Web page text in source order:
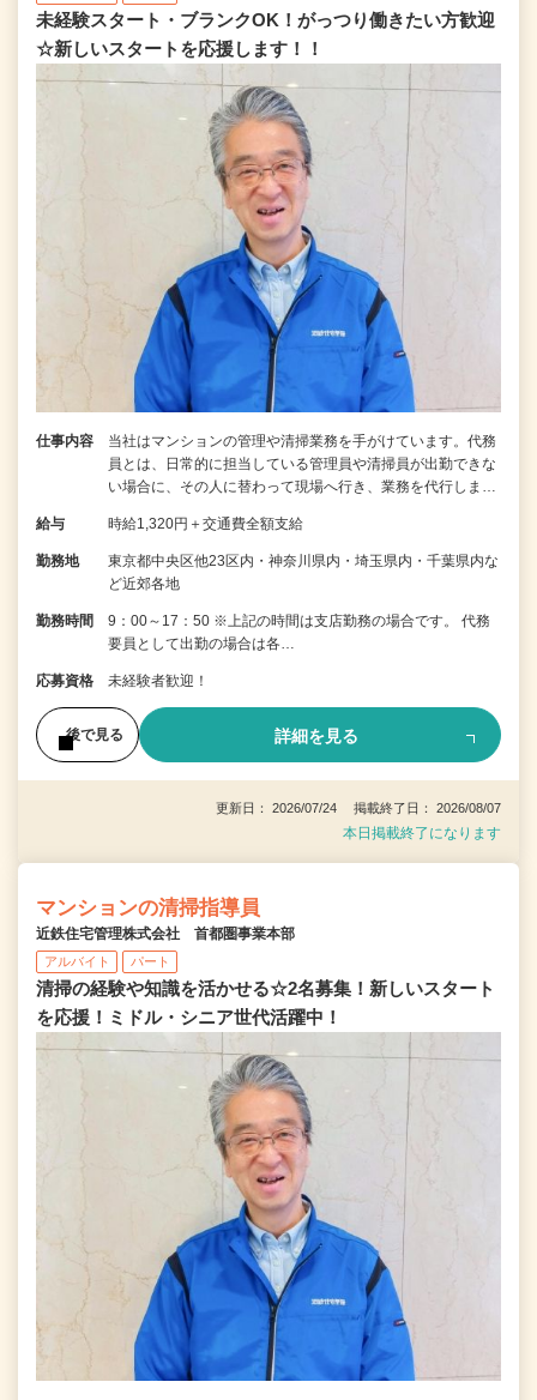
未経験スタート・ブランクOK！がっつり働きたい方歓迎
☆新しいスタートを応援します！！
仕事内容
当社はマンションの管理や清掃業務を手がけています。代務
員とは、日常的に担当している管理員や清掃員が出勤できな
い場合に、その人に替わって現場へ行き、業務を代行しま…
給与 時給1,320円＋交通費全額支給
勤務地
東京都中央区他23区内・神奈川県内・埼玉県内・千葉県内な
ど近郊各地
勤務時間
9：00～17：50 ※上記の時間は支店勤務の場合です。 代務
要員として出勤の場合は各…
応募資格 未経験者歓迎！
後で見る 詳細を見る
更新日： 2026/07/24 掲載終了日： 2026/08/07
本日掲載終了になります
マンションの清掃指導員
近鉄住宅管理株式会社 首都圏事業本部
アルバイト パート
清掃の経験や知識を活かせる☆2名募集！新しいスタート
を応援！ミドル・シニア世代活躍中！